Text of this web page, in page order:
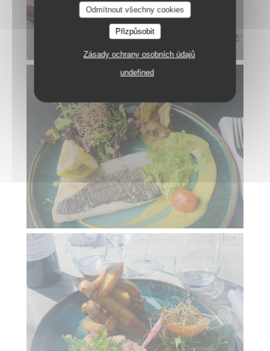
Odmítnout všechny cookies
Přizpůsobit
Zásady ochrany osobních údajů
undefined